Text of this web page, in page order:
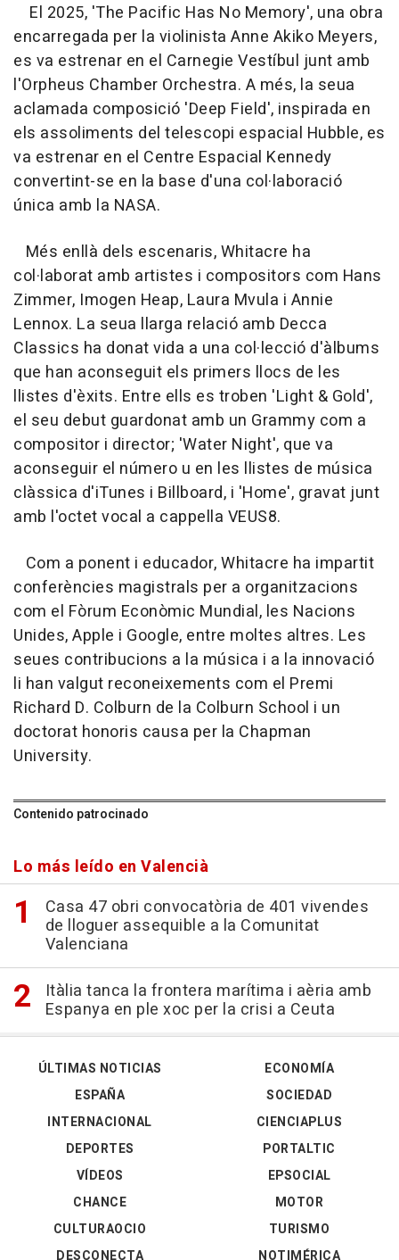
El 2025, 'The Pacific Has No Memory', una obra
encarregada per la violinista Anne Akiko Meyers,
es va estrenar en el Carnegie Vestíbul junt amb
l'Orpheus Chamber Orchestra. A més, la seua
aclamada composició 'Deep Field', inspirada en
els assoliments del telescopi espacial Hubble, es
va estrenar en el Centre Espacial Kennedy
convertint-se en la base d'una col·laboració
única amb la NASA.
Més enllà dels escenaris, Whitacre ha
col·laborat amb artistes i compositors com Hans
Zimmer, Imogen Heap, Laura Mvula i Annie
Lennox. La seua llarga relació amb Decca
Classics ha donat vida a una col·lecció d'àlbums
que han aconseguit els primers llocs de les
llistes d'èxits. Entre ells es troben 'Light & Gold',
el seu debut guardonat amb un Grammy com a
compositor i director; 'Water Night', que va
aconseguir el número u en les llistes de música
clàssica d'iTunes i Billboard, i 'Home', gravat junt
amb l'octet vocal a cappella VEUS8.
Com a ponent i educador, Whitacre ha impartit
conferències magistrals per a organitzacions
com el Fòrum Econòmic Mundial, les Nacions
Unides, Apple i Google, entre moltes altres. Les
seues contribucions a la música i a la innovació
li han valgut reconeixements com el Premi
Richard D. Colburn de la Colburn School i un
doctorat honoris causa per la Chapman
University.
Contenido patrocinado
Lo más leído en Valencià
Casa 47 obri convocatòria de 401 vivendes
de lloguer assequible a la Comunitat
Valenciana
Itàlia tanca la frontera marítima i aèria amb
Espanya en ple xoc per la crisi a Ceuta
ÚLTIMAS NOTICIAS
ESPAÑA
INTERNACIONAL
DEPORTES
VÍDEOS
ECONOMÍA
SOCIEDAD
CIENCIAPLUS
PORTALTIC
EPSOCIAL
CHANCE
CULTURAOCIO
MOTOR
TURISMO